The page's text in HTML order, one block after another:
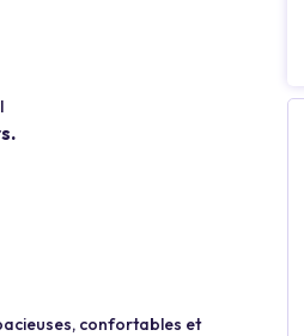
confortables et